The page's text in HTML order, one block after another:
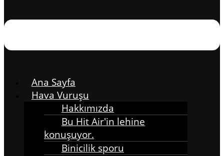
Ana Sayfa
Hava Vuruşu
Hakkımızda
Bu Hit Air'in lehine
konuşuyor.
Binicilik sporu